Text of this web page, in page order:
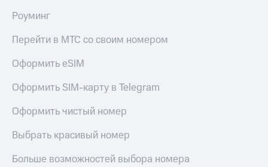
Роуминг
Перейти в МТС со своим номером
Оформить eSIM
Оформить SIM-карту в Telegram
Оформить чистый номер
Выбрать красивый номер
Больше возможностей выбора номера